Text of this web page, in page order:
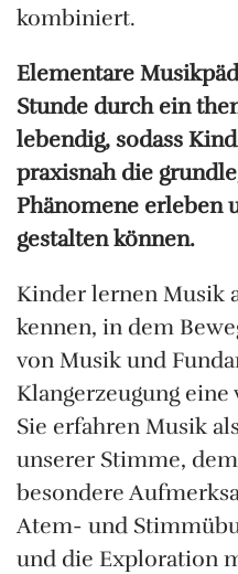
kombiniert.
Elementare
Stunde durch ein
lebendig, sodass
praxisnah die
Phänomene erleben
gestalten können.
Kinder lernen Musik
kennen, in dem
von Musik und
Klangerzeugung
Sie erfahren Musik
unserer Stimme,
besondere
Atem- und
und die Exploration